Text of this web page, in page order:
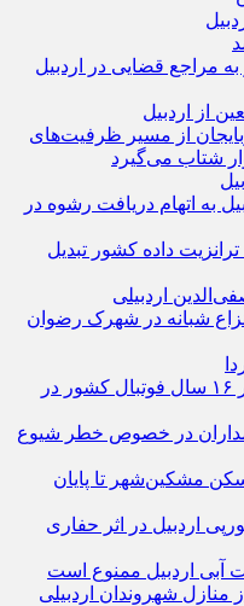
از مسیر ظرفیت‌های
شتاب می‌گیرد
به اتهام دریافت رشوه در
داده کشور تبدیل
اردبیلی
شبانه در شهرک رضوان
برگزاری اردوی استعدادیابی زیر ۱۶ سال فوتبال کشور در
در خصوص خطر شیوع
مسکن مشکین‌شهر تا پایان
اردبیل در اثر حفاری
آبی اردبیل ممنوع است
شهروندان اردبیلی